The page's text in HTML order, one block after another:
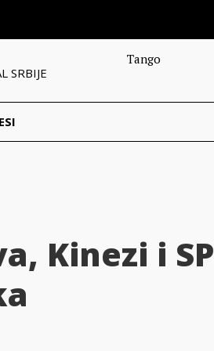
SRBIJE
Tango
Kinezi i